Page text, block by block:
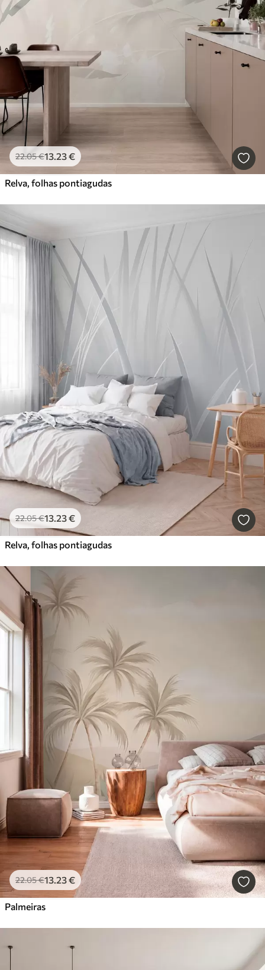
22.05€13 .23€
Relva, folhas pontiagudas
22.05€13 .23€
Relva, folhas pontiagudas
22.05€13 .23€
Palmeiras